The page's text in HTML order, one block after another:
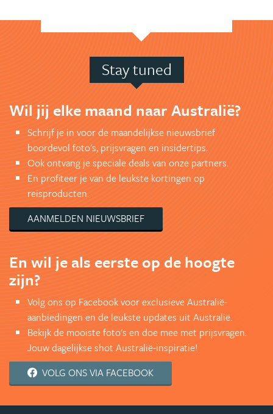
Stay tuned
Wil jij elke maand naar Australië?
Schrijf je in voor de maandelijkse nieuwsbrief
boordevol foto's, prijsvragen en insidertips.
Ook ontvang je speciale deals van onze partners.
En profiteer je van de leukste kortingen op
reisproducten.
AANMELDEN NIEUWSBRIEF
En wil je als eerste op de hoogte
zijn?
Volg ons op Facebook voor exclusieve Australië-
aanbiedingen en de leukste updates uit Australië.
Bekijk de mooiste foto's en doe mee met prijsvragen.
Jouw dagelijkse shot Australië-inspiratie!
VOLG ONS VIA FACEBOOK